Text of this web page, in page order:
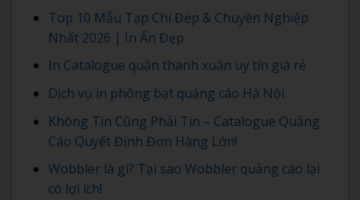
Top 10 Mẫu Tạp Chí Đẹp & Chuyên Nghiệp
Nhất 2026 | In Ấn Đẹp
In Catalogue quận thanh xuân uy tín giá rẻ
Dịch vụ in phông bạt quảng cáo Hà Nội
Không Tin Cũng Phải Tin – Catalogue Quảng
Cáo Quyết Định Đơn Hàng Lớn!
Wobbler là gì? Tại sao Wobbler quảng cáo lại
có lợi ích!